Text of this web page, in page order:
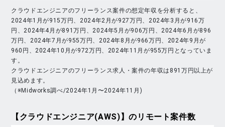
クラウドエンジニアのフリーランス案件の想定年収を分析すると、
2024年1月が915万円、2024年2月が927万円、2024年3月が916万
円、2024年4月が891万円、2024年5月が906万円、2024年6月が896
万円、2024年7月が955万円、2024年8月が966万円、2024年9月が
960円、2024年10月が972万円、2024年11月が955万円となっていま
す。
クラウドエンジニアのフリーランス求人・案件の年収は891万円以上が
見込めます。
（※Midworks調べ/2024年1月〜2024年11月)
【クラウドエンジニア(AWS)】のリモート案件数